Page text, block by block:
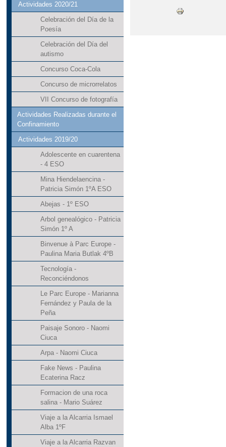
Actividades 2020/21
Celebración del Día de la
Poesía
Celebración del Día del
autismo
Concurso Coca-Cola
Concurso de microrrelatos
VII Concurso de fotografía
Actividades Realizadas durante el
Confinamiento
Actividades 2019/20
Adolescente en cuarentena
- 4 ESO
Mina Hiendelaencina -
Patricia Simón 1ºA ESO
Abejas - 1º ESO
Arbol genealógico - Patricia
Simón 1º A
Binvenue à Parc Europe -
Paulina Maria Butlak 4ºB
Tecnología -
Reconciéndonos
Le Parc Europe - Marianna
Fernández y Paula de la
Peña
Paisaje Sonoro - Naomi
Ciuca
Arpa - Naomi Ciuca
Fake News - Paulina
Ecaterina Racz
Formacion de una roca
salina - Mario Suárez
Viaje a la Alcarria Ismael
Alba 1ºF
Viaje a la Alcarria Razvan